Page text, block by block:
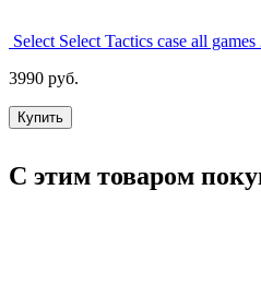
Select Select Tactics case all
3990 руб.
Купить
С этим товаром